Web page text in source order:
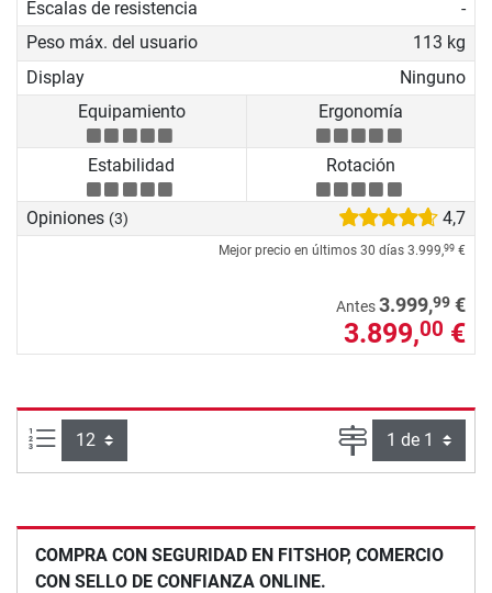
Escalas de resistencia
-
Peso máx. del usuario
113 kg
Display
Ninguno
Equipamiento
Ergonomía
Estabilidad Rotación
Opiniones (3) 4,7
Mejor precio en últimos 30 días 3.999,99 €
Antes3.999,99 €
3.899,00 €
Artículos por página: Página
COMPRA CON SEGURIDAD EN FITSHOP, COMERCIO
CON SELLO DE CONFIANZA ONLINE.